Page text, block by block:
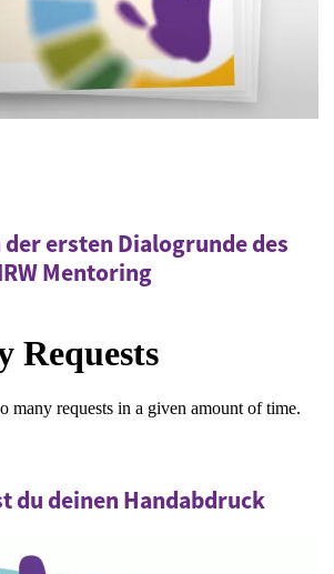
ersten Dialogrunde des
Mentoring
du deinen Handabdruck